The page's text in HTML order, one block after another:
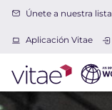
Únete a nuestra lista
Aplicación Vitae